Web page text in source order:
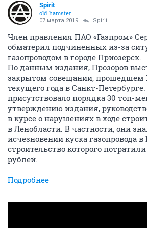
Spirit
old hamster
07 марта 2019 Spirit
Член правления ПАО «Газпром»
обматерил подчиненных из-за
газопроводом в городе Приозерск.
По данным издания, Прозоров
закрытом совещании, прошедшем
текущего года в Санкт-
присутствовало порядка 30 топ-
утверждению издания,
в курсе о нарушениях в ходе
в Ленобласти. В частности, они
исчезновении куска газопровода в
строительство которого
рублей.
Подробнее